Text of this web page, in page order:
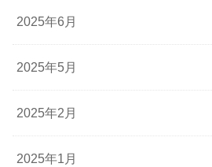
2025年6月
2025年5月
2025年2月
2025年1月